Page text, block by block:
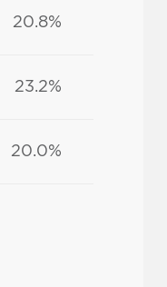
20.8%
23.2%
20.0%